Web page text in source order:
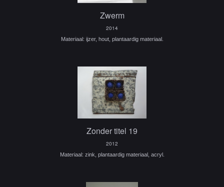
Zwerm
2014
Materiaal: ijzer, hout, plantaardig materiaal.
Zonder titel 19
2012
Materiaal: zink, plantaardig materiaal, acryl.